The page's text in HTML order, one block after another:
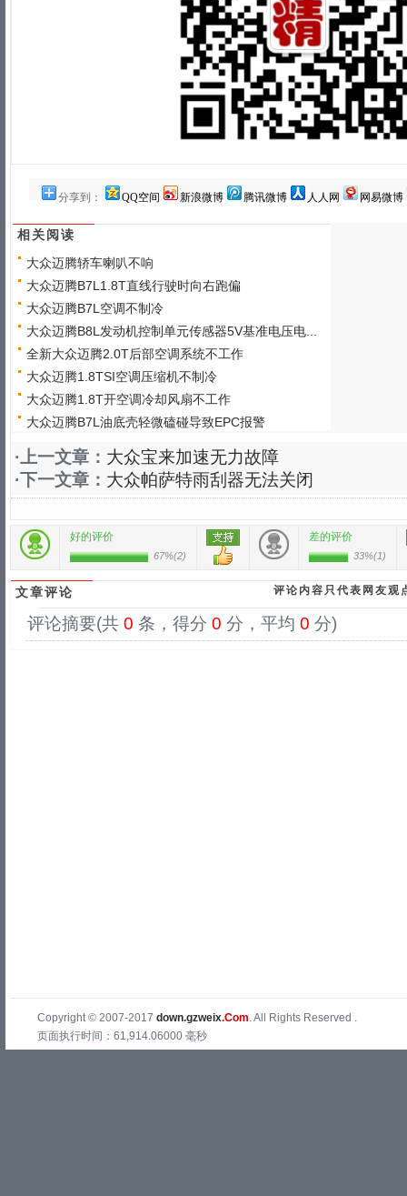
分享到： QQ空间 新浪微博 腾讯微博 人人网 网易微博
相关阅读
大众迈腾轿车喇叭不响
大众迈腾B7L1.8T直线行驶时向右跑偏
大众迈腾B7L空调不制冷
大众迈腾B8L发动机控制单元传感器5V基准电压电...
全新大众迈腾2.0T后部空调系统不工作
大众迈腾1.8TSI空调压缩机不制冷
大众迈腾1.8T开空调冷却风扇不工作
大众迈腾B7L油底壳轻微磕碰导致EPC报警
·上一文章： 大众宝来加速无力故障
·下一文章： 大众帕萨特雨刮器无法关闭
好的评价
67%(2)
差的评价
33%(1)
文章评论 评论内容只代表网友观
评论摘要(共 0 条，得分 0 分，平均 0 分)
Copyright © 2007-2017 down.gzweix.Com. All Rights Reserved .
页面执行时间：61,914.06000 毫秒